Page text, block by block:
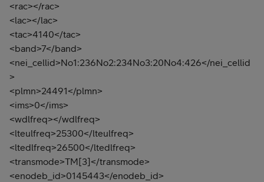
<rac></rac>
<lac></lac>
<tac>4140</tac>
<band>7</band>
<nei_cellid>No1:236No2:234No3:20No4:426</nei_cellid
>
<plmn>24491</plmn>
<ims>0</ims>
<wdlfreq></wdlfreq>
<lteulfreq>25300</lteulfreq>
<ltedlfreq>26500</ltedlfreq>
<transmode>TM[3]</transmode>
<enodeb_id>0145443</enodeb_id>